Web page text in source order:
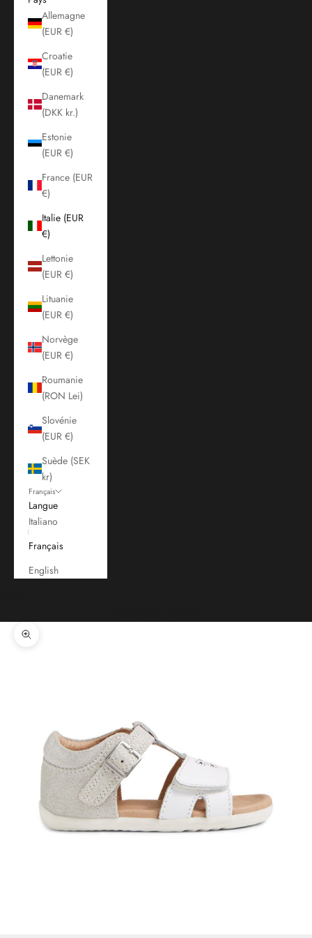
Allemagne
(EUR €)
Croatie
(EUR €)
Danemark
(DKK kr.)
Estonie
(EUR €)
France (EUR
€)
Italie (EUR
€)
Lettonie
(EUR €)
Lituanie
(EUR €)
Norvège
(EUR €)
Roumanie
(RON Lei)
Slovénie
(EUR €)
Suède (SEK
kr)
Français
Langue
Italiano
Français
English
Zoomer sur l'image